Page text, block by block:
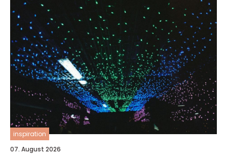
inspiration
07. August 2026